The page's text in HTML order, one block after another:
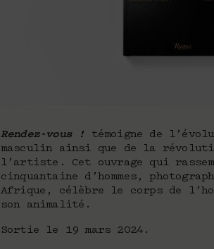
Rendez-vous ! témoigne de
masculin ainsi que de la
l’artiste. Cet ouvrage qui
cinquantaine d’hommes,
Afrique, célèbre le corps de
son animalité.
Sortie le 19 mars 2024.